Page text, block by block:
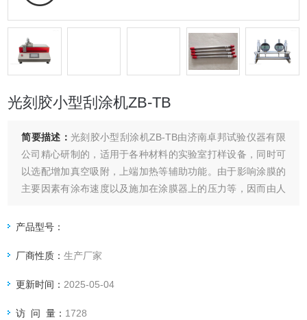
光刻胶小型刮涂机ZB-TB
简要描述： 光刻胶小型刮涂机ZB-TB由济南卓邦试验仪器有限
公司精心研制的，适用于各种材料的实验室打样设备，同时可
以选配增加真空吸附，上端加热等辅助功能。由于影响涂膜的
主要因素有涂布速度以及施加在涂膜器上的压力等，因而由人
就更大了，这就给比较样板之间的测试结果带来了困难。本款
产品型号：
厂商性质：生产厂家
更新时间： 2025-05-04
访 问 量： 1728